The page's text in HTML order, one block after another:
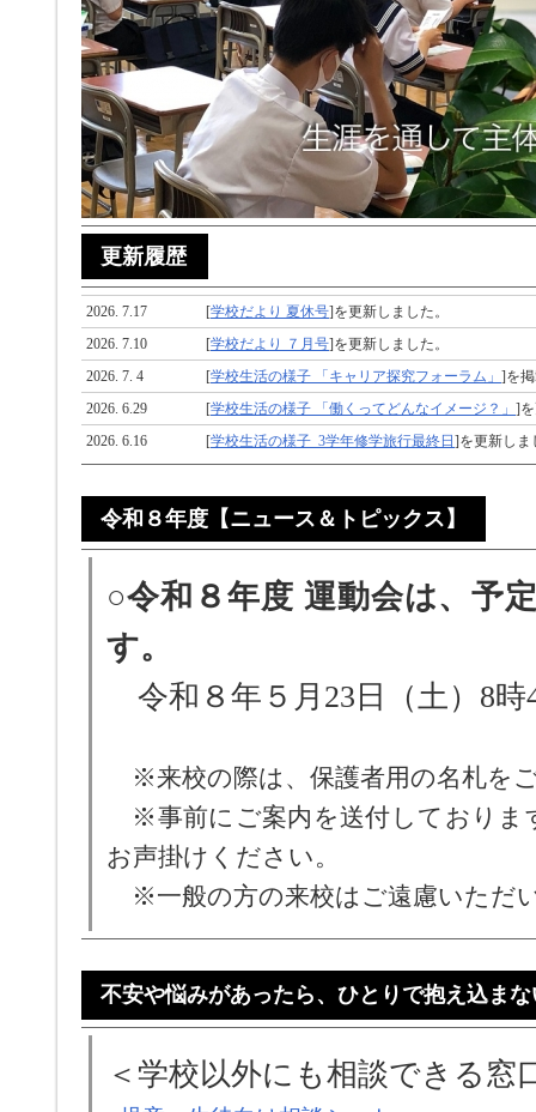
更新履歴
2026. 7.17 [学校だより 夏休号]を更新しました。
2026. 7.10
[学校だより ７月号]を更新しました。
2026. 7. 4
[学校生活の様子 「キャリア探究フォーラム」 ]を
2026. 6.29
[学校生活の様子 「働くってどんなイメージ？」 ]
2026. 6.16
[学校生活の様子_3学年修学旅行最終日 ]を更新しま
令和８年度【ニュース＆トピックス】
○令和８年度 運動会は、予
す。
令和８年５月23日（土）8時
※来校の際は、保護者用の名札を
※事前にご案内を送付しておりま
お声掛けください。
※一般の方の来校はご遠慮いただ
不安や悩みがあったら、ひとりで抱え込ま
＜学校以外にも相談できる窓